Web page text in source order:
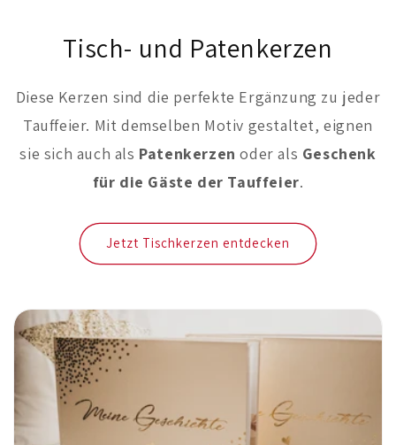
Tisch- und Patenkerzen
Diese Kerzen sind die perfekte Ergänzung zu jeder
Tauffeier. Mit demselben Motiv gestaltet, eignen
sie sich auch als Patenkerzen oder als Geschenk
für die Gäste der Tauffeier.
Jetzt Tischkerzen entdecken